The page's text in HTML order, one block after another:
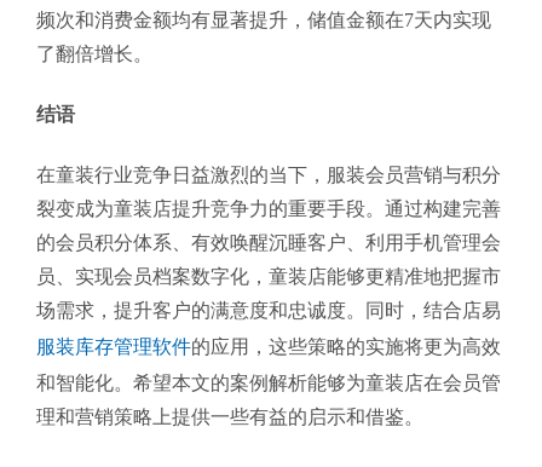
频次和消费金额均有显著提升，储值金额在7天内实现
了翻倍增长。
结语
在童装行业竞争日益激烈的当下，服装会员营销与积分
裂变成为童装店提升竞争力的重要手段。通过构建完善
的会员积分体系、有效唤醒沉睡客户、利用手机管理会
员、实现会员档案数字化，童装店能够更精准地把握市
场需求，提升客户的满意度和忠诚度。同时，结合店易
服装库存管理软件的应用，这些策略的实施将更为高效
和智能化。希望本文的案例解析能够为童装店在会员管
理和营销策略上提供一些有益的启示和借鉴。